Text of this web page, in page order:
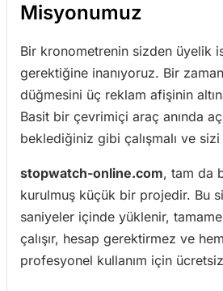
Misyonumuz
Bir kronometrenin sizden üyelik
gerektiğine inanıyoruz. Bir
düğmesini üç reklam afişinin
Basit bir çevrimiçi araç anında
beklediğiniz gibi çalışmalı ve sizi
stopwatch-online.com, tam da
kurulmuş küçük bir projedir. Bu
saniyeler içinde yüklenir,
çalışır, hesap gerektirmez ve
profesyonel kullanım için